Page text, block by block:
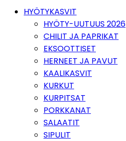
HYÖTYKASVIT
HYÖTY-UUTUUS 2026
CHILIT JA PAPRIKAT
EKSOOTTISET
HERNEET JA PAVUT
KAALIKASVIT
KURKUT
KURPITSAT
PORKKANAT
SALAATIT
SIPULIT